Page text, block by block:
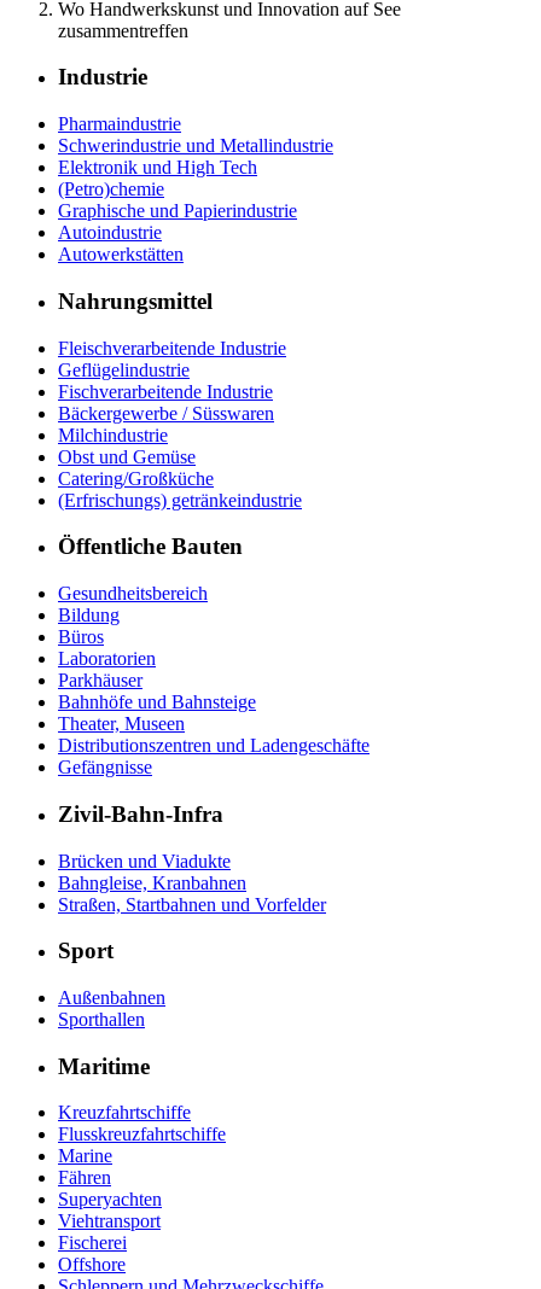
Wo Handwerkskunst und Innovation auf See
zusammentreffen
Industrie
Pharmaindustrie
Schwerindustrie und Metallindustrie
Elektronik und High Tech
(Petro)chemie
Graphische und Papierindustrie
Autoindustrie
Autowerkstätten
Nahrungsmittel
Fleischverarbeitende Industrie
Geflügelindustrie
Fischverarbeitende Industrie
Bäckergewerbe / Süsswaren
Milchindustrie
Obst und Gemüse
Catering/Großküche
(Erfrischungs) getränkeindustrie
Öffentliche Bauten
Gesundheitsbereich
Bildung
Büros
Laboratorien
Parkhäuser
Bahnhöfe und Bahnsteige
Theater, Museen
Distributionszentren und Ladengeschäfte
Gefängnisse
Zivil-Bahn-Infra
Brücken und Viadukte
Bahngleise, Kranbahnen
Straßen, Startbahnen und Vorfelder
Sport
Außenbahnen
Sporthallen
Maritime
Kreuzfahrtschiffe
Flusskreuzfahrtschiffe
Marine
Fähren
Superyachten
Viehtransport
Fischerei
Offshore